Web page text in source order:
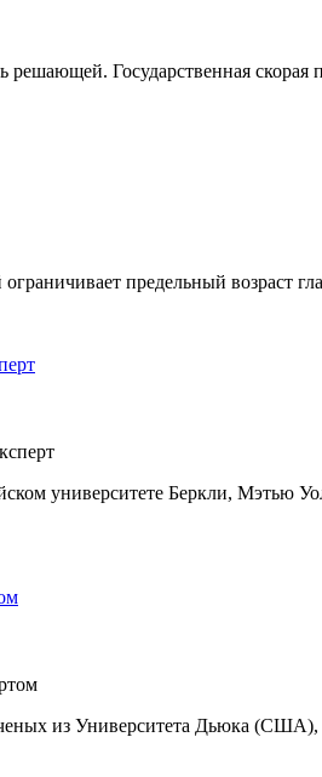
Государственная
предельный возраст
университете Беркли, Мэтью
из Университета Дьюка